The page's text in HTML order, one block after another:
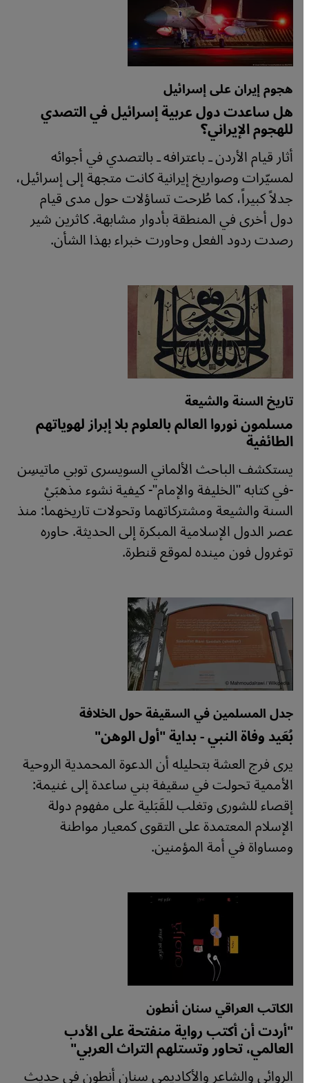
هجوم إيران على إسرائيل
هل ساعدت دول عربية إسرائيل في التصدي
للهجوم الإيراني؟
أثار قيام الأردن ـ باعترافه ـ بالتصدي في أجوائه
لمسيّرات وصواريخ إيرانية كانت متجهة إلى إسرائيل،
جدلاً كبيراً، كما طُرحت تساؤلات حول مدى قيام
دول أخرى في المنطقة بأدوار مشابهة. كاثرين شير
رصدت ردود الفعل وحاورت خبراء بهذا الشأن.
تاريخ السنة والشيعة
مسلمون نوروا العالم بالعلوم بلا إبراز لهوياتهم
الطائفية
يستكشف الباحث الألماني السويسرى توبي ماتيسِن
-في كتابه "الخليفة والإمام"- كيفية نشوء مذهبَيْ
السنة والشيعة ومشتركاتهما وتحولات تاريخهما: منذ
عصر الدول الإسلامية المبكرة إلى الحديثة. حاوره
توغرول فون مينده لموقع قنطرة.
جدل المسلمين في السقيفة حول الخلافة
بُعَيد وفاة النبي - بداية "أول الوهن"
يرى فرج العشة بتحليله أن الدعوة المحمدية الروحية
الأممية تحولت في سقيفة بني ساعدة إلى غنيمة:
إقصاء للشورى وتغلب للقَبَلية على مفهوم دولة
الإسلام المعتمدة على التقوى كمعيار مواطنة
ومساواة في أمة المؤمنين.
الكاتب العراقي سنان أنطون
"أردت أن أكتب رواية منفتحة على الأدب
العالمي، تحاور وتستلهم التراث العربي"
الروائي والشاعر والأكاديمي سنان أنطون في حديث